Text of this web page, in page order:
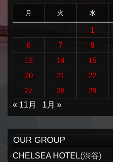
月 火 水
1
6
7 8
13
14 15
20
21 22
27
28 29
« 11月
1月 »
OUR GROUP
CHELSEA HOTEL(渋谷)